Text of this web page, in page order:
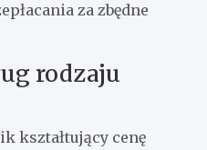
za zbędne
rodzaju
kształtujący cenę